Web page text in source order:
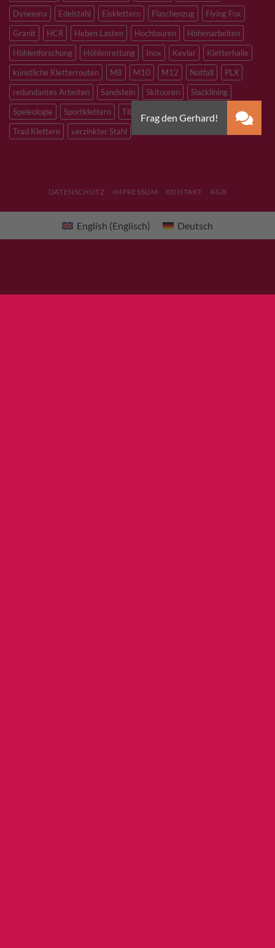
Dyneema
Edelstahl Eisklettern Flaschenzug
Flying Fox
Granit
HCR Heben Lasten Hochtouren
Höhenarbeiten
Höhlenforschung
Höhlenrettung Inox Kevlar
Kletterhalle
künstliche Kletterrouten
M8 M10 M12 Notfall
PLX
redundantes Arbeiten
Sandstein Skitouren
Slacklining
Speleologie
Sportklettern Tibetan Bridge
Trad Klettern
verzinkter Stahl
DATENSCHUTZ IMPRESSUM KONTAKT AGB
English (Englisch) Deutsch